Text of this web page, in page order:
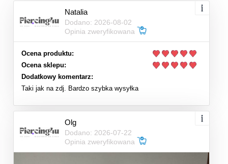
Natalia
Dodano: 2026-08-02
Opinia zweryfikowana
Ocena produktu:
Ocena sklepu:
Dodatkowy komentarz:
Taki jak na zdj. Bardzo szybka wysyłka
Olg
Dodano: 2026-07-22
Opinia zweryfikowana